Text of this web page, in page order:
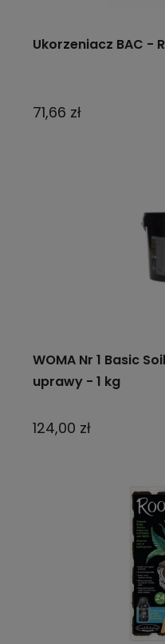
Ukorzeniacz BAC -
71,66 zł
WOMA Nr 1 Basic
uprawy - 1 kg
124,00 zł